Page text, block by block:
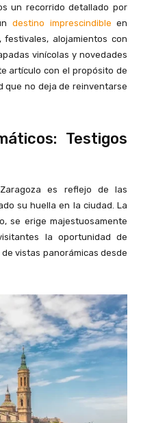
un recorridodetallado por
destino imprescindibleen
,festivales,alojamientoscon
vinícolas y novedades
artículoconelpropósitode
que no deja de reinventarse
Testigos
es reflejo de las
su huella en la ciudad. La
se erige majestuosamente
la oportunidad de
vistas panorámicas desde